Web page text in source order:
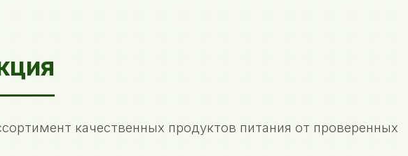
качественных продуктов питания от проверенных